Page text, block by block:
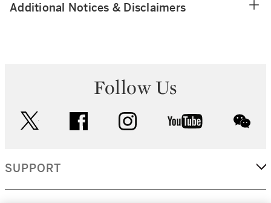
Additional Notices & Disclaimers
Follow Us
facebook instagram youtube
SUPPORT